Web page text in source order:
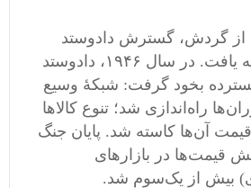
از گردش، گسترش دادوستد
تجاری همچنان ادامه یافت. در سال ۱۹۴۶، دادوستد
گسترده‌ بخود گرفت: شبکۀ وسیع
راه‌اندازی شد؛ تنوع کالاها
آن‌ها کاسته شد. پایان جنگ
قیمت‌ها در بازارهای
بیش از یک‌سوم شد.